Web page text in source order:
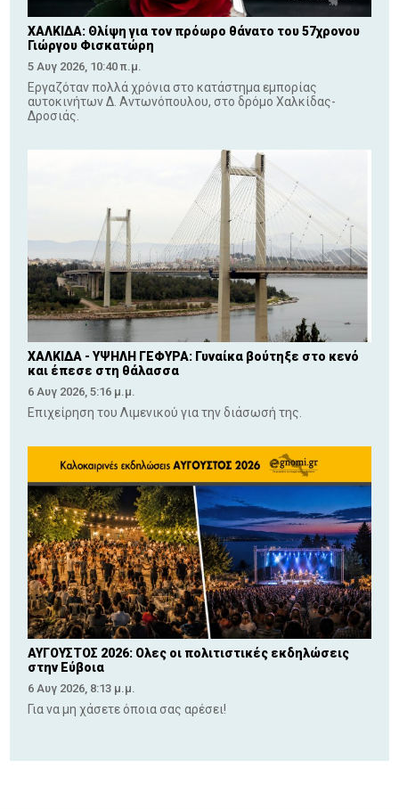
ΧΑΛΚΙΔΑ: Θλίψη για τον πρόωρο θάνατο του 57χρονου
Γιώργου Φισκατώρη
5 Αυγ 2026, 10:40 π.μ.
Εργαζόταν πολλά χρόνια στο κατάστημα εμπορίας
αυτοκινήτων Δ. Αντωνόπουλου, στο δρόμο Χαλκίδας-
Δροσιάς.
ΧΑΛΚΙΔΑ - ΥΨΗΛΗ ΓΕΦΥΡΑ: Γυναίκα βούτηξε στο κενό
και έπεσε στη θάλασσα
6 Αυγ 2026, 5:16 μ.μ.
Επιχείρηση του Λιμενικού για την διάσωσή της.
ΑΥΓΟΥΣΤΟΣ 2026: Ολες οι πολιτιστικές εκδηλώσεις
στην Εύβοια
6 Αυγ 2026, 8:13 μ.μ.
Για να μη χάσετε όποια σας αρέσει!